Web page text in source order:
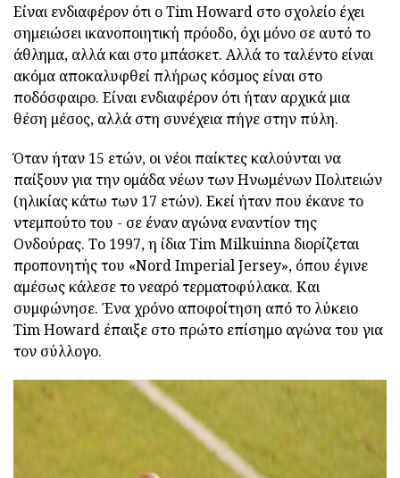
Είναι ενδιαφέρον ότι ο Tim Howard στο σχολείο έχει
σημειώσει ικανοποιητική πρόοδο, όχι μόνο σε αυτό το
άθλημα, αλλά και στο μπάσκετ. Αλλά το ταλέντο είναι
ακόμα αποκαλυφθεί πλήρως κόσμος είναι στο
ποδόσφαιρο. Είναι ενδιαφέρον ότι ήταν αρχικά μια
θέση μέσος, αλλά στη συνέχεια πήγε στην πύλη.
Όταν ήταν 15 ετών, οι νέοι παίκτες καλούνται να
παίξουν για την ομάδα νέων των Ηνωμένων Πολιτειών
(ηλικίας κάτω των 17 ετών). Εκεί ήταν που έκανε το
ντεμπούτο του - σε έναν αγώνα εναντίον της
Ονδούρας. Το 1997, η ίδια Tim Milkuinna διορίζεται
προπονητής του «Nord Imperial Jersey», όπου έγινε
αμέσως κάλεσε το νεαρό τερματοφύλακα. Και
συμφώνησε. Ένα χρόνο αποφοίτηση από το λύκειο
Tim Howard έπαιξε στο πρώτο επίσημο αγώνα του για
τον σύλλογο.